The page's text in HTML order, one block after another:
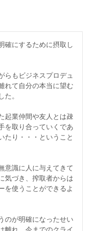
確にするために摂取し
らもビジネスプロデュ
れて自分の本当に望む
た。
起業仲間や友人とは疎
を取り合っていくであ
たり・・・ということ
意識に人に与えてきて
気づき、搾取者からは
を使うことができるよ
のが明確になったせい
離れ、今までのクライ